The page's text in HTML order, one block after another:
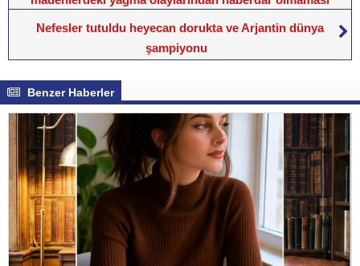
Nefesler tutuldu heyecan dorukta ve Arjantin dünya
şampiyonu
Benzer Haberler